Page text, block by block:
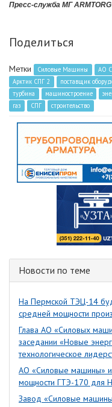
Пресс-служба МГ
Поделиться
Метки Силовые Машины АО
Арктик СПГ 2
поставщик
турбина
машиностроение
газ
СПГ строительство
Новости по теме
На Пермской ТЭЦ-14
средней мощности
Глава АО «Силовых
заседании «Новые
технологическое
АО «Силовые машины»
мощности ГТЭ-170 для
Завод «Силовые